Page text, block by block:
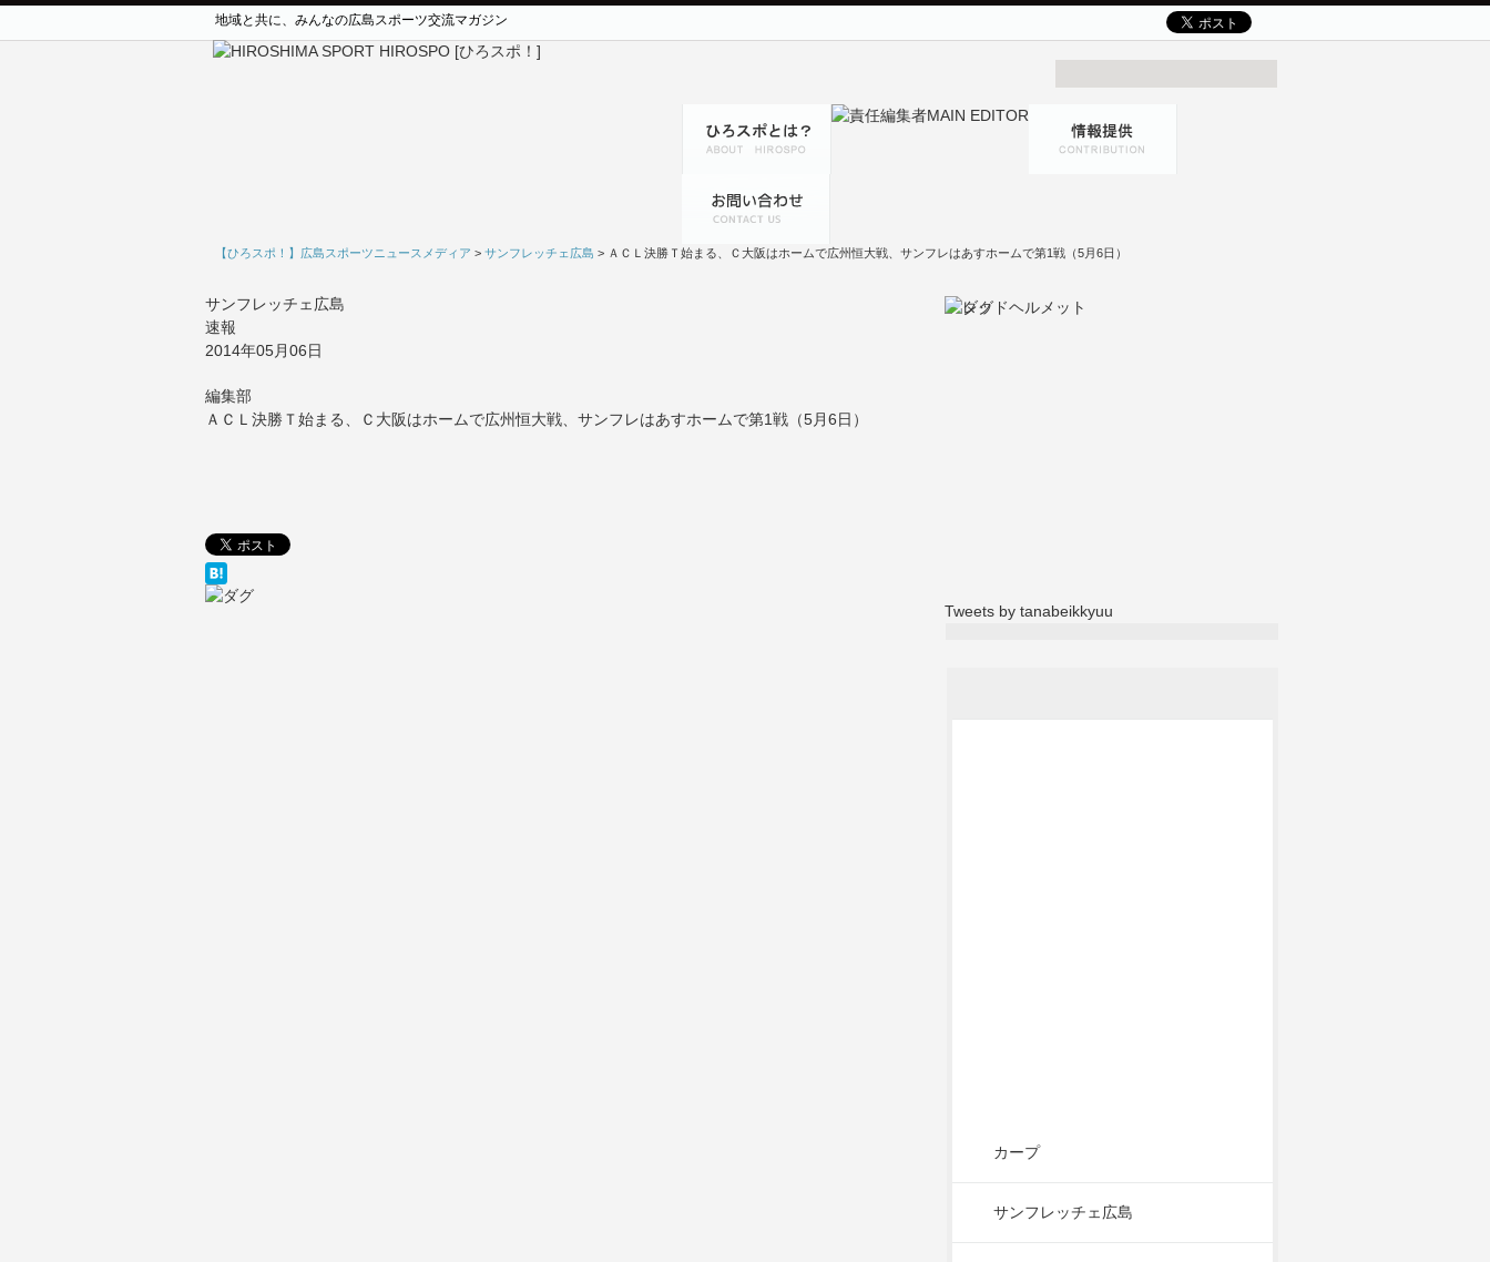
地域と共に、みんなの広島スポーツ交流マガジン
【ひろスポ！】広島スポーツニュースメディア > サンフレッチェ広島 > ＡＣＬ決勝Ｔ始まる、Ｃ大阪はホームで広州恒大戦、サンフレはあすホームで第1戦（5月6日）
サンフレッチェ広島
速報
2014年05月06日
編集部
ＡＣＬ決勝Ｔ始まる、Ｃ大阪はホームで広州恒大戦、サンフレはあすホームで第1戦（5月6日）
Tweets by tanabeikkyuu
カープ
サンフレッチェ広島